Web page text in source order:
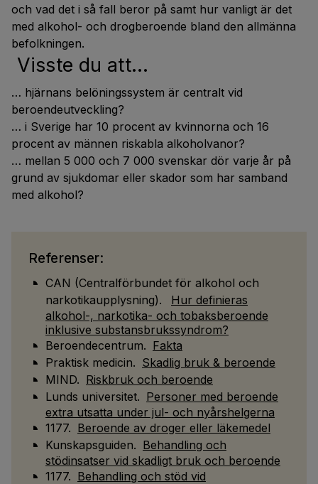
och vad det i så fall beror på samt hur vanligt är det
med alkohol- och drogberoende bland den allmänna
befolkningen.
Visste du att...
… hjärnans belöningssystem är centralt vid
beroendeutveckling?
… i Sverige har 10 procent av kvinnorna och 16
procent av männen riskabla alkoholvanor?
… mellan 5 000 och 7 000 svenskar dör varje år på
grund av sjukdomar eller skador som har samband
med alkohol?
Referenser:
CAN (Centralförbundet för alkohol och
narkotikaupplysning).
Hur definieras
alkohol-, narkotika- och tobaksberoende
inklusive substansbrukssyndrom?
Beroendecentrum. Fakta
Praktisk medicin. Skadlig bruk & beroende
MIND. Riskbruk och beroende
Lunds universitet. Personer med beroende
extra utsatta under jul- och nyårshelgerna
1177. Beroende av droger eller läkemedel
Kunskapsguiden. Behandling och
stödinsatser vid skadligt bruk och beroende
1177. Behandling och stöd vid